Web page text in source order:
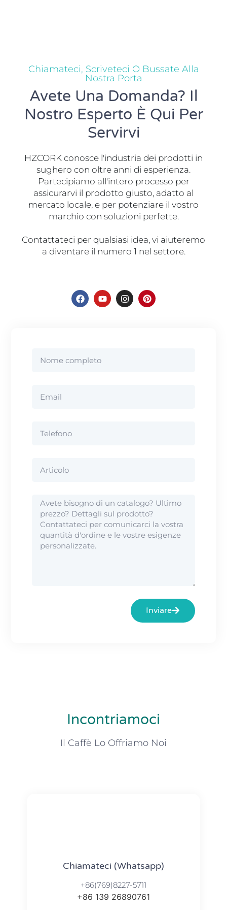
Inviare
Chiamateci, Scriveteci O Bussate Alla
Nostra Porta
Avete Una Domanda? Il
Nostro Esperto È Qui Per
Servirvi
HZCORK conosce l'industria dei prodotti in
sughero con oltre anni di esperienza.
Partecipiamo all'intero processo per
assicurarvi il prodotto giusto, adatto al
mercato locale, e per potenziare il vostro
marchio con soluzioni perfette.
Contattateci per qualsiasi idea, vi aiuteremo
a diventare il numero 1 nel settore.
Incontriamoci
Il Caffè Lo Offriamo Noi
Chiamateci (Whatsapp)
+86(769)8227-5711
+86 139 26890761